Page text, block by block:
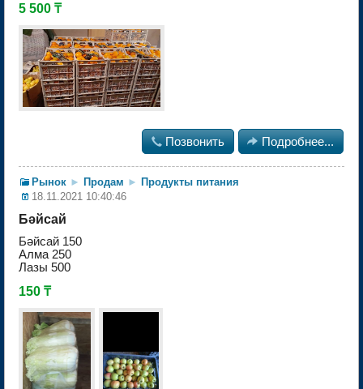
5 500 ₸
 Позвонить  Подробнее...
Рынок ► Продам ► Продукты питания
18.11.2021 10:40:46
Бәйсай
Бәйсай 150
Алма 250
Лазы 500
150 ₸